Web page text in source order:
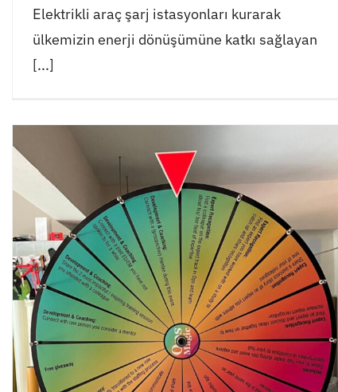
Elektrikli araç şarj istasyonları kurarak
ülkemizin enerji dönüşümüne katkı sağlayan
[...]